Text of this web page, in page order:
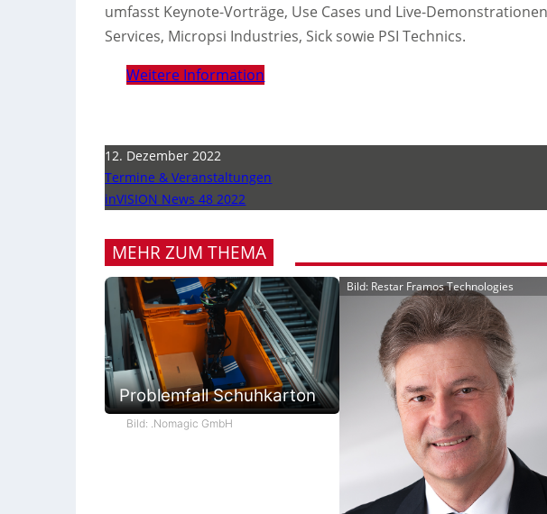
umfasst Keynote-Vorträge, Use Cases und Live-
Services, Micropsi Industries, Sick sowie PSI Technics.
Weitere Information
12. Dezember 2022
Termine & Veranstaltungen
inVISION News 48 2022
MEHR ZUM THEMA
Problemfall Schuhkarton
Bild: .Nomagic GmbH
Bild: Restar Framos Technologies